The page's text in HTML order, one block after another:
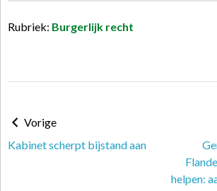
Rubriek: Burgerlijk recht
Vorige
Kabinet scherpt bijstand aan
helpen: